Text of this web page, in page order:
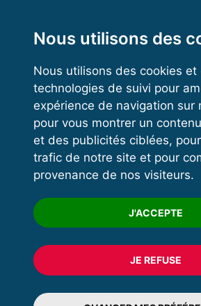
Nous utilisons des
Nous utilisons des cookies et
technologies de suivi pour
expérience de navigation sur
pour vous montrer un
et des publicités ciblées,
trafic de notre site et pour
provenance de nos visiteurs.
J'ACCEPTE
JE REFUSE
Kettlebell
VOS ESPACES
Espace dirigeant
Espace licencié
Trouver un club
Formation
© 2020 FFFORCE Tous
Mentions légales